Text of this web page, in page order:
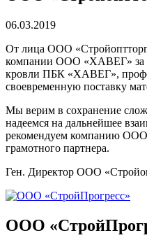
От лица ООО
компании ООО «ХАВЕГ» за
кровли ПБК «ХАВЕГ»,
своевременную поставку
Мы верим в сохранение
надеемся на дальнейшее
рекомендуем компанию
грамотного партнера.
Ген. Директор ООО
ООО